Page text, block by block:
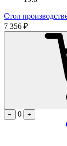
Стол
7 356 ₽
−
0 +